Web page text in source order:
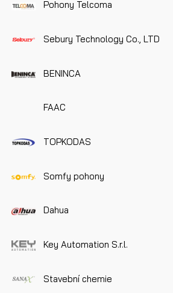
Pohony Telcoma
Sebury Technology Co., LTD
BENINCA
FAAC
TOPKODAS
Somfy pohony
Dahua
Key Automation S.r.l.
Stavební chemie